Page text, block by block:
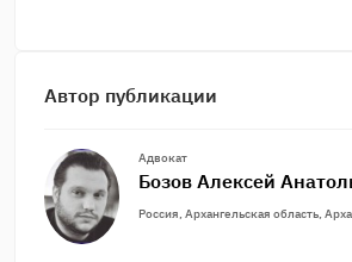
Автор публикации
Адвокат
Бозов Алексей
Россия, Архангельская область,